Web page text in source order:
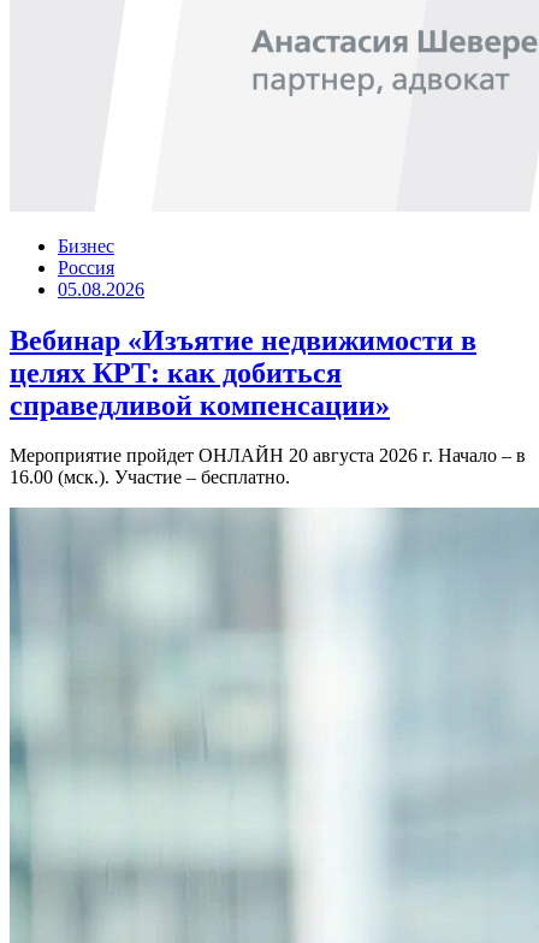
Бизнес
Россия
05.08.2026
Вебинар «Изъятие недвижимости в
целях КРТ: как добиться
справедливой компенсации»
Мероприятие пройдет ОНЛАЙН 20 августа 2026 г. Начало – в
16.00 (мск.). Участие – бесплатно.